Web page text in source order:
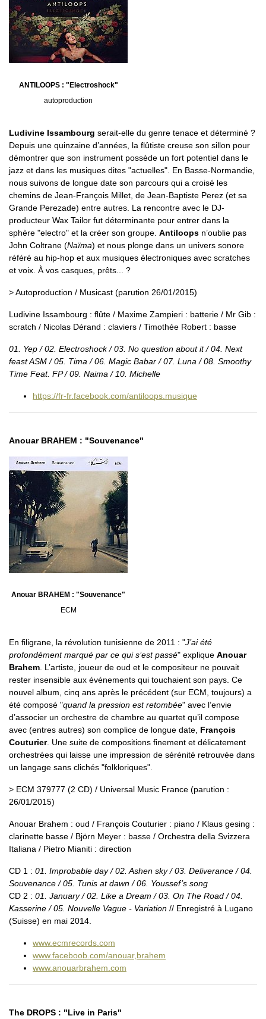
ANTILOOPS : "Electroshock"
autoproduction
Ludivine Issambourg serait-elle du genre tenace et déterminé ?
Depuis une quinzaine d’années, la flûtiste creuse son sillon pour
démontrer que son instrument possède un fort potentiel dans le
jazz et dans les musiques dites "actuelles". En Basse-Normandie,
nous suivons de longue date son parcours qui a croisé les
chemins de Jean-François Millet, de Jean-Baptiste Perez (et sa
Grande Perezade) entre autres. La rencontre avec le DJ-
producteur Wax Tailor fut déterminante pour entrer dans la
sphère "electro" et la créer son groupe. Antiloops n’oublie pas
John Coltrane (Naïma) et nous plonge dans un univers sonore
référé au hip-hop et aux musiques électroniques avec scratches
et voix. À vos casques, prêts... ?
> Autoproduction / Musicast (parution 26/01/2015)
Ludivine Issambourg : flûte / Maxime Zampieri : batterie / Mr Gib :
scratch / Nicolas Dérand : claviers / Timothée Robert : basse
01. Yep / 02. Electroshock / 03. No question about it / 04. Next
feast ASM / 05. Tima / 06. Magic Babar / 07. Luna / 08. Smoothy
Time Feat. FP / 09. Naima / 10. Michelle
https://fr-fr.facebook.com/antiloops.musique
Anouar BRAHEM : "Souvenance"
Anouar BRAHEM : "Souvenance"
ECM
En filigrane, la révolution tunisienne de 2011 : "J’ai été
profondément marqué par ce qui s’est passé" explique Anouar
Brahem. L’artiste, joueur de oud et le compositeur ne pouvait
rester insensible aux événements qui touchaient son pays. Ce
nouvel album, cinq ans après le précédent (sur ECM, toujours) a
été composé "quand la pression est retombée" avec l’envie
d’associer un orchestre de chambre au quartet qu’il compose
avec (entres autres) son complice de longue date, François
Couturier. Une suite de compositions finement et délicatement
orchestrées qui laisse une impression de sérénité retrouvée dans
un langage sans clichés "folkloriques".
> ECM 379777 (2 CD) / Universal Music France (parution :
26/01/2015)
Anouar Brahem : oud / François Couturier : piano / Klaus gesing :
clarinette basse / Björn Meyer : basse / Orchestra della Svizzera
Italiana / Pietro Mianiti : direction
CD 1 : 01. Improbable day / 02. Ashen sky / 03. Deliverance / 04.
Souvenance / 05. Tunis at dawn / 06. Youssef’s song
CD 2 : 01. January / 02. Like a Dream / 03. On The Road / 04.
Kasserine / 05. Nouvelle Vague - Variation // Enregistré à Lugano
(Suisse) en mai 2014.
www.ecmrecords.com
www.faceboob.com/anouar,brahem
www.anouarbrahem.com
The DROPS : "Live in Paris"